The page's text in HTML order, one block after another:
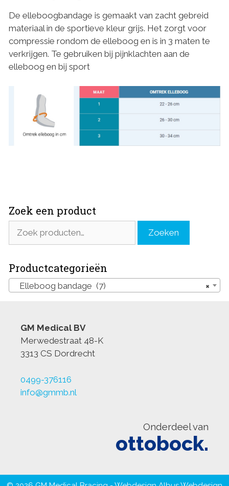
De elleboogbandage is gemaakt van zacht gebreid
materiaal in de sportieve kleur grijs. Het zorgt voor
compressie rondom de elleboog en is in 3 maten te
verkrijgen. Te gebruiken bij pijnklachten aan de
elleboog en bij sport
Zoek een product
Zoeken
Productcategorieën
×
Elleboog bandage (7)
GM Medical BV
Merwedestraat 48-K
3313 CS Dordrecht
0499-376116
info@gmmb.nl
Onderdeel van
ottobock.